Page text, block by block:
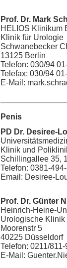
Prof. Dr. Mark
HELIOS Klinikum
Klinik für Urologie
Schwanebecker
13125 Berlin
Telefon: 030/94
Telefax: 030/94
E-Mail:
Penis
PD Dr. Desiree-
Klinik und
Schillingallee 35,
Telefon: 0381-
Email: Desiree-
Prof. Dr. Günter
Heinrich-Heine-
Urologische Klinik
Moorenstr 5
40225 Düsseldorf
Telefon: 0211/811-
E-Mail: